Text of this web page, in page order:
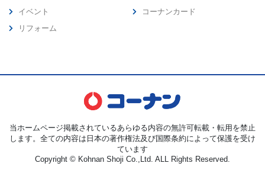
イベント
リフォーム
コーナンカード
当ホームページ掲載されているあらゆる内容の無許可転載・転用を禁止
します。全ての内容は日本の著作権法及び国際条約によって保護を受け
ています
Copyright © Kohnan Shoji Co.,Ltd. ALL Rights Reserved.